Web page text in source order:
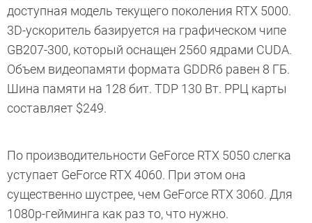
доступная модель текущего поколения RTX 5000.
3D-ускоритель базируется на графическом чипе
GB207-300, который оснащен 2560 ядрами CUDA.
Объем видеопамяти формата GDDR6 равен 8 ГБ.
Шина памяти на 128 бит. TDP 130 Вт. РРЦ карты
составляет $249.
По производительности GeForce RTX 5050 слегка
уступает GeForce RTX 4060. При этом она
существенно шустрее, чем GeForce RTX 3060. Для
1080p-гейминга как раз то, что нужно.